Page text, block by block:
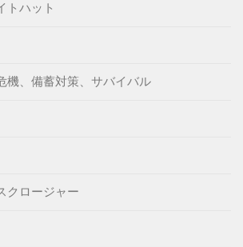
トハット
機、備蓄対策、サバイバル
クロージャー